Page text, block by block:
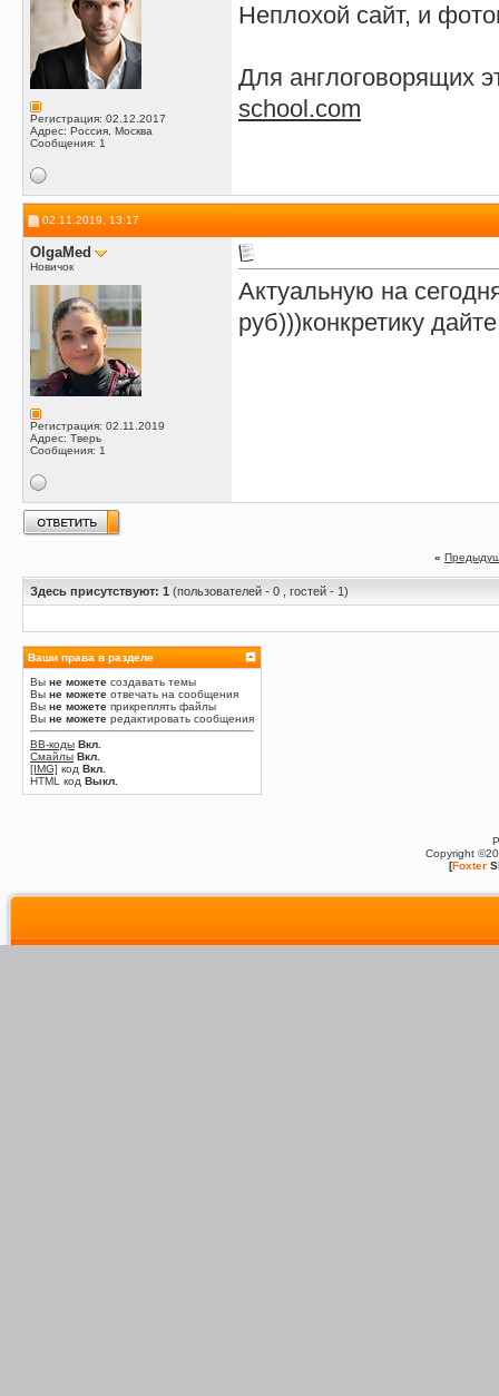
Регистрация: 02.12.2017
Адрес: Россия, Москва
Сообщения: 1
Неплохой сайт, и
Для англоговорящих
school.com
02.11.2019, 13:17
OlgaMed
Новичок
Регистрация: 02.11.2019
Адрес: Тверь
Сообщения: 1
Актуальную на
руб)))конкретику
«
Здесь присутствуют: 1 (пользователей - 0 , гостей - 1)
Ваши права в разделе
Вы не можете создавать темы
Вы не можете отвечать на сообщения
Вы не можете прикреплять файлы
Вы не можете редактировать сообщения
BB-коды Вкл.
Смайлы Вкл.
[IMG] код Вкл.
HTML код Выкл.
Copyright
[Foxter